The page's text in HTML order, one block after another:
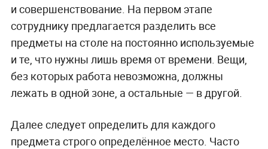
и совершенствование. На первом этапе
сотруднику предлагается разделить все
предметы на столе на постоянно используемые
и те, что нужны лишь время от времени. Вещи,
без которых работа невозможна, должны
лежать в одной зоне, а остальные — в другой.
Далее следует определить для каждого
предмета строго определённое место. Часто